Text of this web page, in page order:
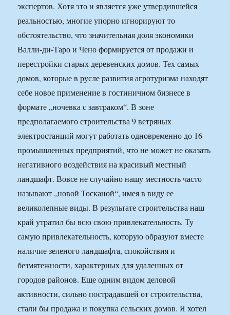
экспертов. Хотя это и является уже утвердившейся
реальностью, многие упорно игнорируют то
обстоятельство, что значительная доля экономики
Валли-ди-Таро и Чено формируется от продажи и
перестройки старых деревенских домов. Тех самых
домов, которые в русле развития агротуризма находят
себе новое применение в гостиничном бизнесе в
формате „ночевка с завтраком“. В зоне
предполагаемого строительства 9 ветряных
электростанций могут работать одновременно до 16
промышленных предприятий, что не может не оказать
негативного воздействия на красивый местный
ландшафт. Вовсе не случайно нашу местность часто
называют „новой Тосканой“, имея в виду ее
великолепные виды. В результате строительства наш
край утратил бы всю свою привлекательность. Ту
самую привлекательность, которую образуют вместе
наличие зеленого ландшафта, спокойствия и
безмятежности, характерных для удаленных от
городов районов. Еще одним видом деловой
активности, сильно пострадавшей от строительства,
стали бы продажа и покупка сельских домов. Я хотел